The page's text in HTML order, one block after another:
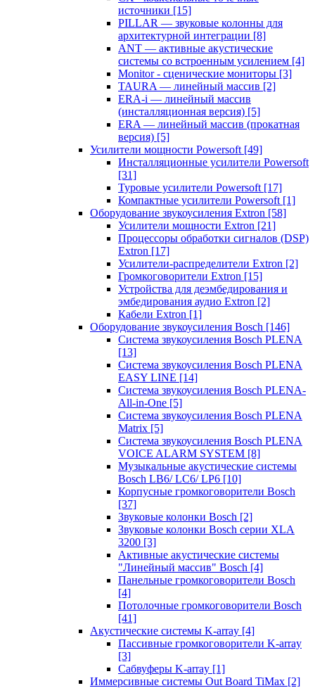
источники [15]
PILLAR — звуковые колонны для
архитектурной интеграции [8]
ANT — активные акустические
системы со встроенным усилением [4]
Monitor - сценические мониторы [3]
TAURA — линейный массив [2]
ERA-i — линейный массив
(инсталляционная версия) [5]
ERA — линейный массив (прокатная
версия) [5]
Усилители мощности Powersoft [49]
Инсталляционные усилители Powersoft
[31]
Туровые усилители Powersoft [17]
Компактные усилители Powersoft [1]
Оборудование звукоусиления Extron [58]
Усилители мощности Extron [21]
Процессоры обработки сигналов (DSP)
Extron [17]
Усилители-распределители Extron [2]
Громкоговорители Extron [15]
Устройства для деэмбедирования и
эмбедирования аудио Extron [2]
Кабели Extron [1]
Оборудование звукоусиления Bosch [146]
Система звукоусиления Bosch PLENA
[13]
Система звукоусиления Bosch PLENA
EASY LINE [14]
Система звукоусиления Bosch PLENA-
All-in-One [5]
Система звукоусиления Bosch PLENA
Matrix [5]
Система звукоусиления Bosch PLENA
VOICE ALARM SYSTEM [8]
Музыкальные акустические системы
Bosch LB6/ LC6/ LP6 [10]
Корпусные громкоговорители Bosch
[37]
Звуковые колонки Bosch [2]
Звуковые колонки Bosch серии XLA
3200 [3]
Активные акустические системы
"Линейный массив" Bosch [4]
Панельные громкоговорители Bosch
[4]
Потолочные громкоговорители Bosch
[41]
Акустические системы K-array [4]
Пассивные громкоговорители K-array
[3]
Сабвуферы K-array [1]
Иммерсивные системы Out Board TiMax [2]